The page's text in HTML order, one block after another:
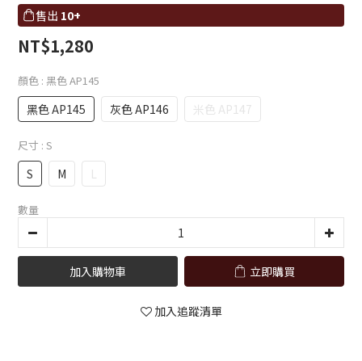
售出 10+
NT$1,280
顏色 : 黑色 AP145
黑色 AP145 灰色 AP146 米色 AP147
尺寸 : S
S M L
數量
加入購物車 立即購買
加入追蹤清單